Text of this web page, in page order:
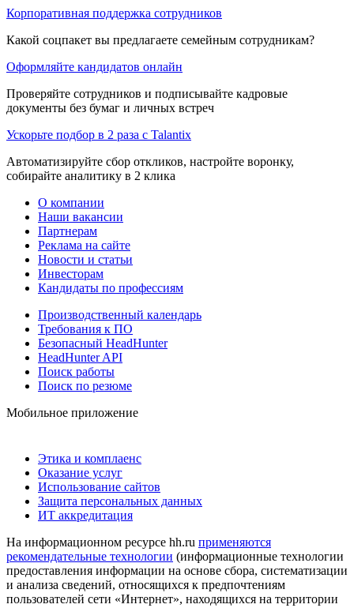
Корпоративная поддержка сотрудников
Какой соцпакет вы предлагаете семейным сотрудникам?
Оформляйте кандидатов онлайн
Проверяйте сотрудников и подписывайте кадровые
документы без бумаг и личных встреч
Ускорьте подбор в 2 раза с Talantix
Автоматизируйте сбор откликов, настройте воронку,
собирайте аналитику в 2 клика
О компании
Наши вакансии
Партнерам
Реклама на сайте
Новости и статьи
Инвесторам
Кандидаты по профессиям
Производственный календарь
Требования к ПО
Безопасный HeadHunter
HeadHunter API
Поиск работы
Поиск по резюме
Мобильное приложение
Этика и комплаенс
Оказание услуг
Использование сайтов
Защита персональных данных
ИТ аккредитация
На информационном ресурсе hh.ru применяются
рекомендательные технологии (информационные технологии
предоставления информации на основе сбора, систематизации
и анализа сведений, относящихся к предпочтениям
пользователей сети «Интернет», находящихся на территории